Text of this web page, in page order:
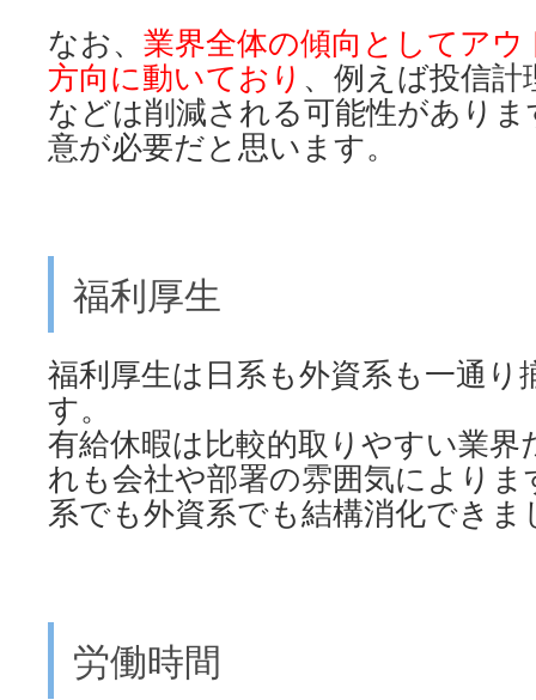
なお、 業界全体の傾向としてア
方向に動いており 、例えば投信
などは削減される可能性があり
意が必要だと思います。
福利厚生
福利厚生は日系も外資系も一通
す。
有給休暇は比較的取りやすい業
れも会社や部署の雰囲気により
系でも外資系でも結構消化できま
労働時間